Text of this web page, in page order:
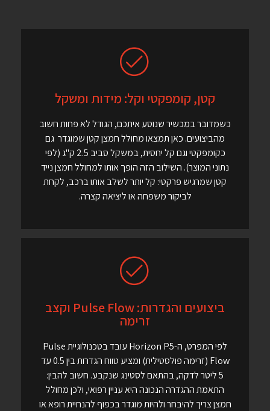
קטן, קומפקטי וקל: מידות ומשקל
כשמדובר במכשיר שנוסע איתכם, הגודל לא פחות חשוב
מהביצועים. כאן תמצאו מחולל חמצן קטן שמוגדר גם
כקומפקטי וגם קל יחסית, במשקל סביב 2.5 ק"ג (לפי
נתוני המוצר). השילוב הזה הופך אותו למחולל חמצן נייד
קטן שמרגיש פרקטי: קל יותר לשלב אותו ברכב, לקחת
לביקור משפחה או ליציאה קצרה.
ביצועים והגדרות: Pulse Flow וקצב
זרימה
לפי המפרט, ה-Horizon P5 עובד בטכנולוגיית Pulse
Flow (זרימה פולסטילית) ומציע טווח הגדרות בין 0.5 עד
5 ליטר לדקה, בהתאם לסטינג שנקבע. חשוב להבין:
התאמת ההגדרה הנכונה היא עניין רפואי, ולכן מחולל
חמצן צריך להיבחר ולהיות מוגדר בכפוף להנחיית רופא או